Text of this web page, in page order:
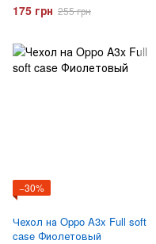
175 грн 255 грн
−30%
Чехол на Oppo A3x Full soft
case Фиолетовый